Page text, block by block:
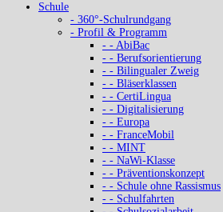
Schule
- 360°-Schulrundgang
- Profil & Programm
- - AbiBac
- - Berufsorientierung
- - Bilingualer Zweig
- - Bläserklassen
- - CertiLingua
- - Digitalisierung
- - Europa
- - FranceMobil
- - MINT
- - NaWi-Klasse
- - Präventionskonzept
- - Schule ohne Rassismus
- - Schulfahrten